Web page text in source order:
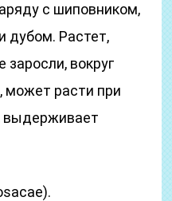
с шиповником,
дубом. Растет,
вокруг
может расти при
выдерживает